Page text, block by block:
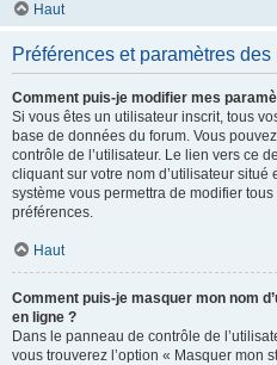
Haut
Préférences et paramètres
Comment puis-je modifier mes
Si vous êtes un utilisateur inscrit, tous
base de données du forum. Vous
contrôle de l’utilisateur. Le lien vers ce
cliquant sur votre nom d’utilisateur situé
système vous permettra de modifier
préférences.
Haut
Comment puis-je masquer mon nom
en ligne ?
Dans le panneau de contrôle de
vous trouverez l’option « Masquer mon